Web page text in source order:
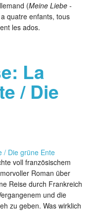
(Meine Liebe -
quatre enfants, tous
les ados.
La
/ Die
voll französischem
Roman über
Reise durch Frankreich
und die
zu geben. Was wirklich